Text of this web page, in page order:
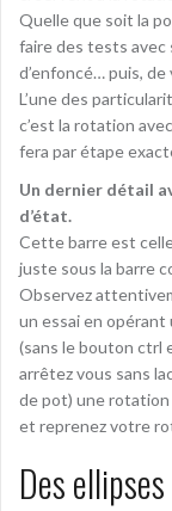
Quelle que soit la
faire des tests avec
d’enfoncé… puis,
L’une des
c’est la rotation
fera par étape
Un dernier détail
d’état.
Cette barre est
juste sous la barre
Observez
un essai en
(sans le bouton ctrl
arrêtez vous sans
de pot) une rotation
et reprenez votre
Des